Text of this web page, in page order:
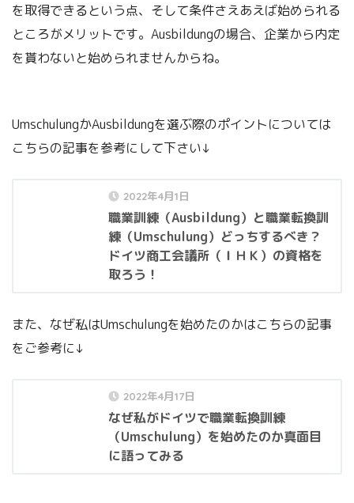
を取得できるという点、そして条件さえあえば始められる
ところがメリットです。Ausbildungの場合、企業から内定
を貰わないと始められませんからね。
UmschulungかAusbildungを選ぶ際のポイントについては
こちらの記事を参考にして下さい↓
2022年4月1日
職業訓練（Ausbildung）と職業転換訓
練（Umschulung）どっちするべき？
ドイツ商工会議所（ＩＨＫ）の資格を
取ろう！
また、なぜ私はUmschulungを始めたのかはこちらの記事
をご参考に↓
2022年4月17日
なぜ私がドイツで職業転換訓練
（Umschulung）を始めたのか真面目
に語ってみる